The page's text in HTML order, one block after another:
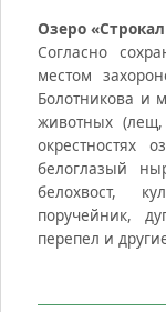
Озеро
Согласно
местом
Болотникова и
животных
окрестностях
белоглазый
белохвост,
поручейник,
перепел и